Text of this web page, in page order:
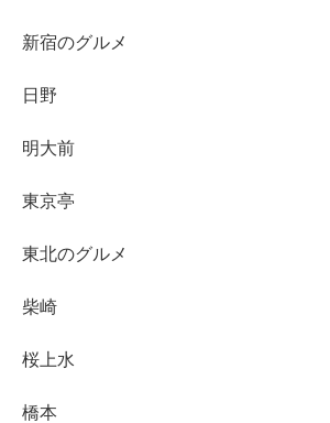
新宿のグルメ
日野
明大前
東京亭
東北のグルメ
柴崎
桜上水
橋本